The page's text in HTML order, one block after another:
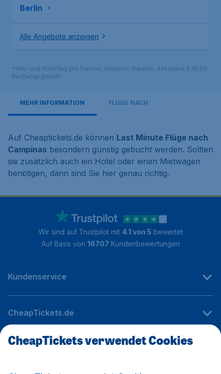
Berlin
Alle Angebote anzeigen
*Hin- und Rückflug pro Person, inklusive Steuern, exklusive € 19,99
Buchungsgebühr.
MEHR INFORMATION FLÜGE NACH
Auf Cheaptickets.de können Last Minute Flüge nach
Campinas besondern günstig gebucht werden. Sollten
sie zusätzlich auch ein Hotel oder einen Mietwagen
benötigen, dann sind Sie hier genau richtig.
Wir sind auf Trustpilot mit 4.1 von 5 bewertet
Auf Basis von 16707 Kundenbewertungen
Kundenservice
CheapTickets.de
Internationale Webseiten
CheapTickets verwendet Cookies